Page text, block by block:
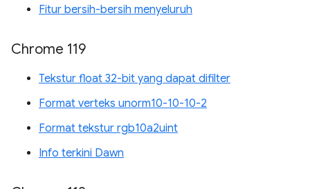
Fitur bersih-bersih menyeluruh
Chrome 119
Tekstur float 32-bit yang dapat difilter
Format verteks unorm10-10-10-2
Format tekstur rgb10a2uint
Info terkini Dawn